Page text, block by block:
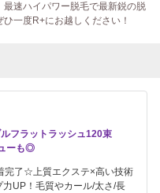
速ハイパワー脱毛で最新鋭の脱
一度R+にお越しください！
フラットラッシュ120束
ーも◎
完了☆上質エクステ×高い技術
力UP！毛質やカール/太さ/長